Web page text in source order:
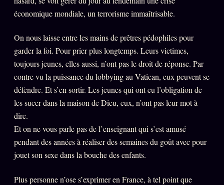
économique mondiale, un terrorisme immaîtrisable.
On nous laisse entre les mains de prêtres pédophiles pour
garder la foi. Pour prier plus longtemps. Leurs victimes,
toujours jeunes, elles aussi, n’ont pas le droit de réponse. Par
contre vu la puissance du lobbying au Vatican, eux peuvent se
défendre. Et s’en sortir. Les jeunes qui ont eu l’obligation de
les sucer dans la maison de Dieu, eux, n’ont pas leur mot à
dire.
Et on ne vous parle pas de l’enseignant qui s’est amusé
pendant des années à réaliser des semaines du goût avec pour
jouet son sexe dans la bouche des enfants.
Plus personne n’ose s’exprimer en France, à tel point que